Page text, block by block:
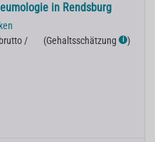
in Rendsburg
/
(Gehaltsschätzung ℹ )